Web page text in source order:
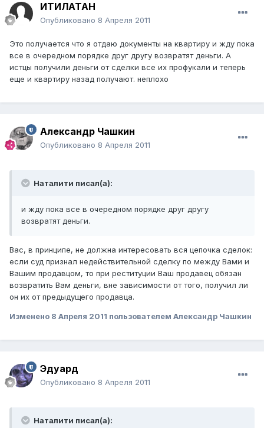
ИТИЛАТАН
Опубликовано 8 Апреля 2011
Это получается что я отдаю документы на квартиру и жду пока
все в очередном порядке друг другу возвратят деньги. А
истцы получили деньги от сделки все их профукали и теперь
еще и квартиру назад получают. неплохо
Александр Чашкин
Опубликовано 8 Апреля 2011
Наталити писал(а):
и жду пока все в очередном порядке друг другу
возвратят деньги.
Вас, в принципе, не должна интересовать вся цепочка сделок:
если суд признал недействительной сделку по между Вами и
Вашим продавцом, то при реституции Ваш продавец обязан
возвратить Вам деньги, вне зависимости от того, получил ли
он их от предыдущего продавца.
Изменено 8 Апреля 2011 пользователем Александр Чашкин
Эдуард
Опубликовано 8 Апреля 2011
Наталити писал(а):